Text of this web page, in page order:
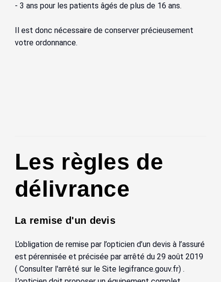
- 3 ans pour les patients âgés de plus de 16 ans.
Il est donc nécessaire de conserver précieusement
votre ordonnance.
Les règles de
délivrance
La remise d'un devis
L’obligation de remise par l’opticien d’un devis à l’assuré
est pérennisée et précisée par arrêté du 29 août 2019
( Consulter l'arrêté sur le Site legifrance.gouv.fr) .